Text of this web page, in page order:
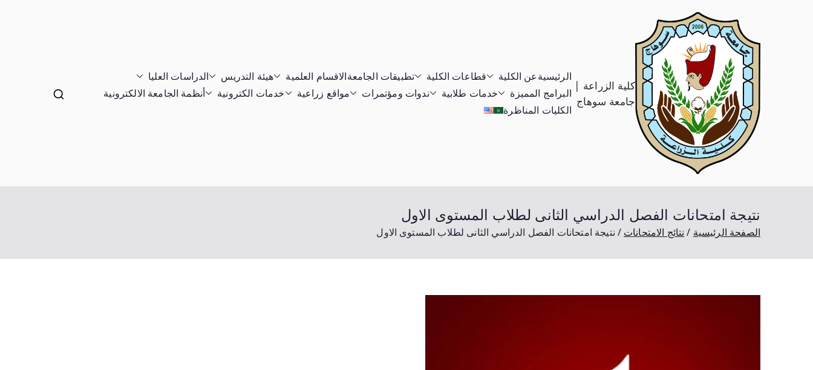
كلية الزراعة |
جامعة سوهاج
الرئيسيةعن الكلية قطاعات الكلية تطبيقات الجامعةالاقسام العلمية هيئة التدريس
الدراسات العليا
البرامج المميزة
خدمات طلابية ندوات ومؤتمرات مواقع زراعية خدمات الكترونية
أنظمة الجامعة الالكترونية
الكليات المناظرة
نتيجة امتحانات الفصل الدراسي الثانى لطلاب المستوى الاول
الصفحة الرئيسية نتائج الامتحانات نتيجة امتحانات الفصل الدراسي الثانى لطلاب المستوى الاول